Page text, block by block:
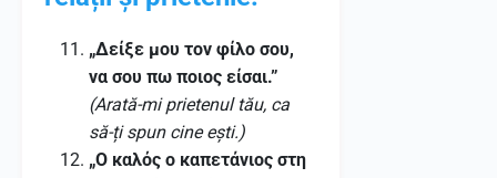
„Δείξε μου τον φίλο σου,
να σου πω ποιος είσαι.”
(Arată-mi prietenul tău, ca
să-ți spun cine ești.)
„Ο καλός ο καπετάνιος στη